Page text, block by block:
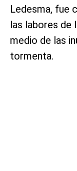
Ledesma, fue
las labores de
medio de las
tormenta.